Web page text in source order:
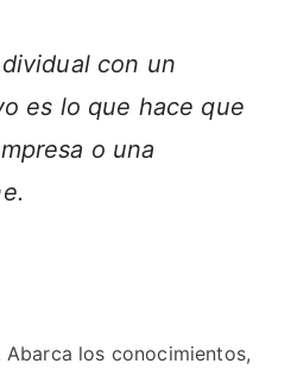
con un
es lo que hace que
o una
Abarca los conocimientos,